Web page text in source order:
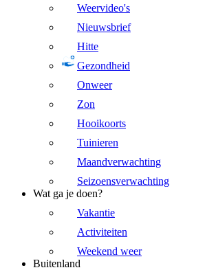
Weervideo's
Nieuwsbrief
Hitte
Gezondheid
Onweer
Zon
Hooikoorts
Tuinieren
Maandverwachting
Seizoensverwachting
Wat ga je doen?
Vakantie
Activiteiten
Weekend weer
Buitenland